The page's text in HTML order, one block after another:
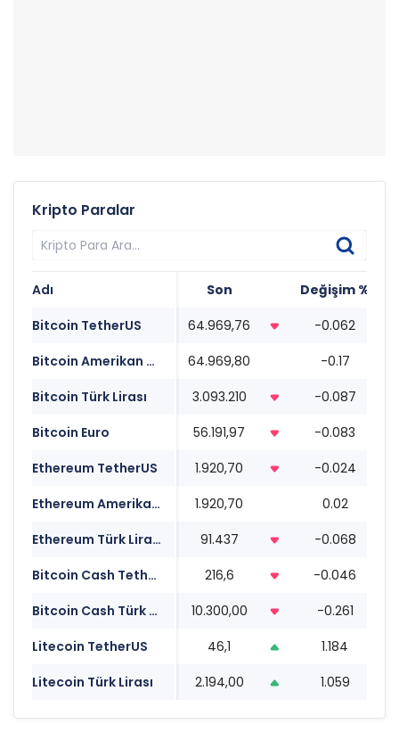
Kripto Paralar
Adı Son Değişim %
Bitcoin TetherUS
64.969,76 -0.062
Bitcoin Amerikan Doları
64.969,80 -0.17
Bitcoin Türk Lirası
3.093.210 -0.087
Bitcoin Euro
56.191,97 -0.083
Ethereum TetherUS
1.920,70 -0.024
Ethereum Amerikan Doları
1.920,70 0.02
Ethereum Türk Lirası
91.437 -0.068
Bitcoin Cash TetherUS
216,6 -0.046
Bitcoin Cash Türk Lirası
10.300,00 -0.261
Litecoin TetherUS
46,1 1.184
Litecoin Türk Lirası
2.194,00 1.059